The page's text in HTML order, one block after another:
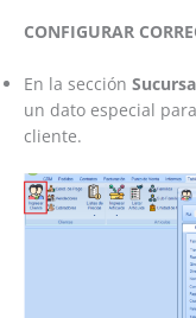
CONFIGURAR
En la sección
un dato especial
cliente.